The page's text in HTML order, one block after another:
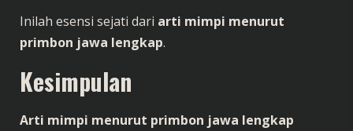
Inilah esensi sejati dari arti mimpi menurut
primbon jawa lengkap.
Kesimpulan
Arti mimpi menurut primbon jawa lengkap